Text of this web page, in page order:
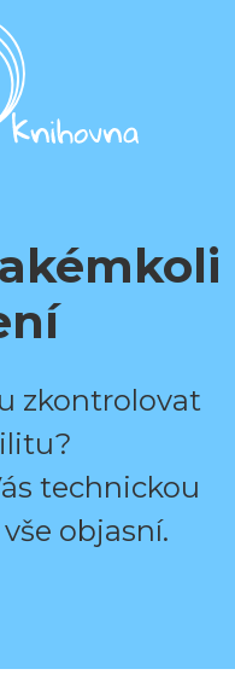
zkontrolovat
technickou
objasní.